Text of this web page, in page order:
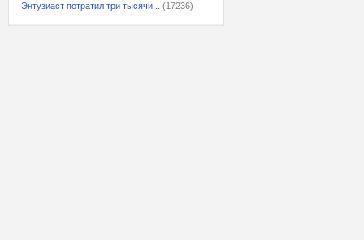
Энтузиаст потратил три тысячи...
(17236)